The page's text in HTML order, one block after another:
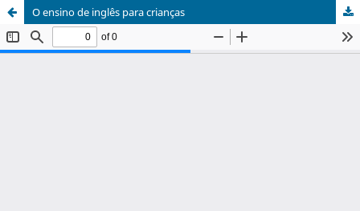
O ensino de inglês para crianças